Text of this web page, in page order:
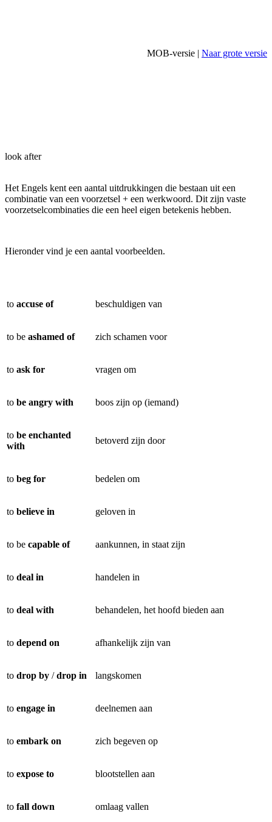
MOB-versie | Naar grote versie
look after
Het Engels kent een aantal uitdrukkingen die bestaan uit een
combinatie van een voorzetsel + een werkwoord. Dit zijn vaste
voorzetselcombinaties die een heel eigen betekenis hebben.
Hieronder vind je een aantal voorbeelden.
to accuse of beschuldigen van
to be ashamed of zich schamen voor
to ask for vragen om
to be angry with boos zijn op (iemand)
to be enchanted
with
betoverd zijn door
to beg for bedelen om
to believe in geloven in
to be capable of aankunnen, in staat zijn
to deal in handelen in
to deal with behandelen, het hoofd bieden aan
to depend on afhankelijk zijn van
to drop by /drop in langskomen
to engage in deelnemen aan
to embark on zich begeven op
to expose to blootstellen aan
to fall down omlaag vallen